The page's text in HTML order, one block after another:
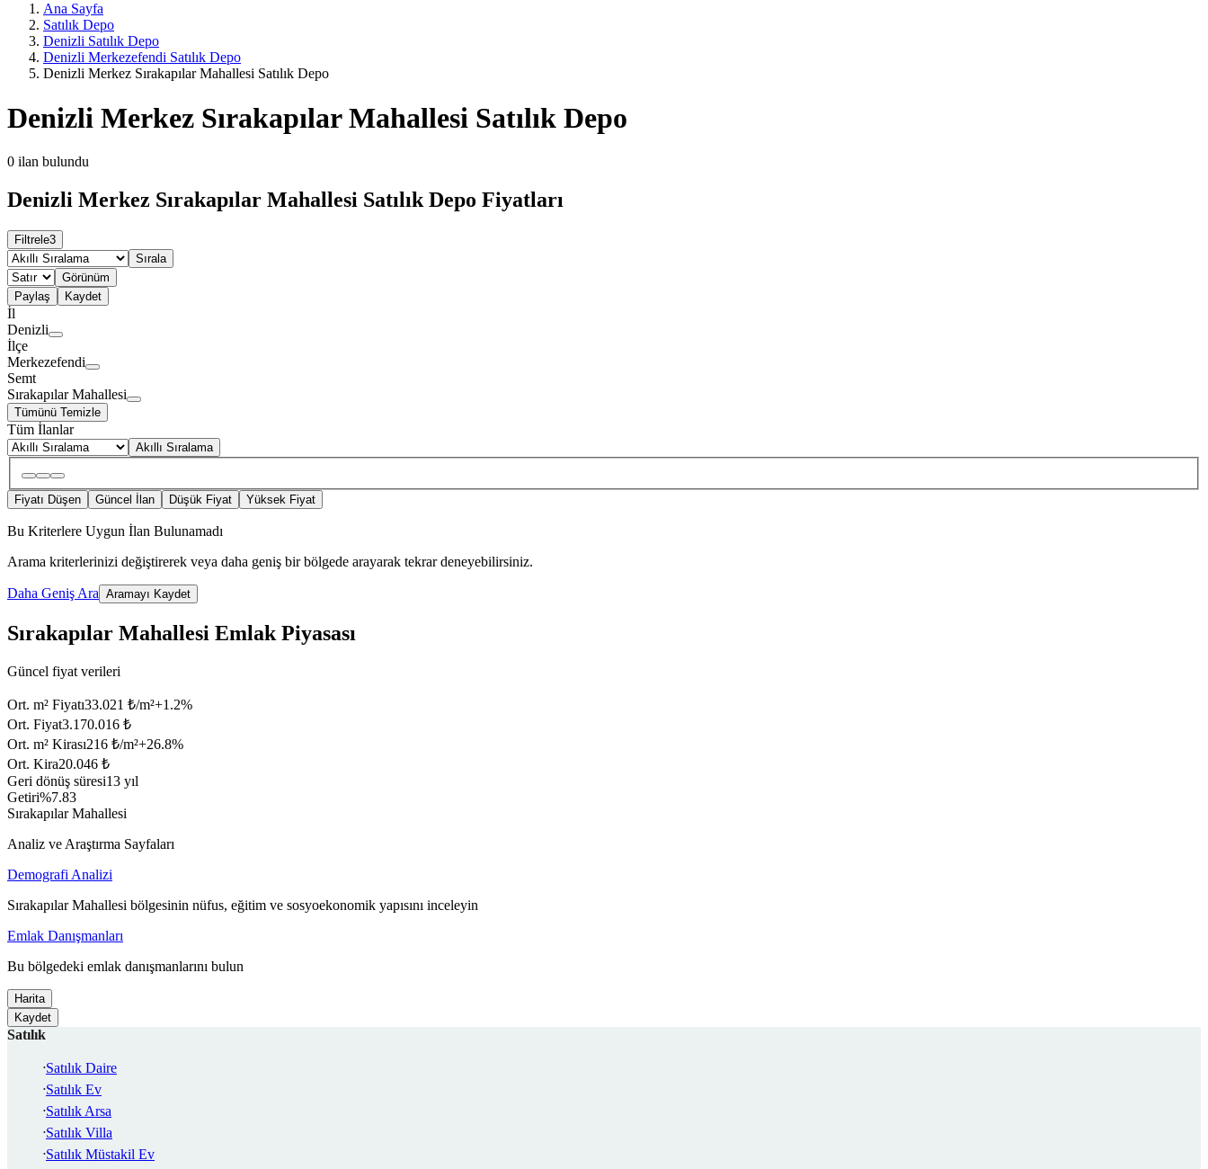
Ana Sayfa
Satılık Depo
Denizli Satılık Depo
Denizli Merkezefendi Satılık Depo
Denizli Merkez Sırakapılar Mahallesi Satılık Depo
Denizli Merkez Sırakapılar Mahallesi Satılık Depo
0 ilan bulundu
Denizli Merkez Sırakapılar Mahallesi Satılık Depo Fiyatları
Filtrele3
Sırala
Görünüm
Paylaş
Kaydet
İl
Denizli
İlçe
Merkezefendi
Semt
Sırakapılar Mahallesi
Tümünü Temizle
Tüm İlanlar
Akıllı Sıralama
Fiyatı Düşen Güncel İlan Düşük Fiyat Yüksek Fiyat
Bu Kriterlere Uygun İlan Bulunamadı
Arama kriterlerinizi değiştirerek veya daha geniş bir bölgede arayarak tekrar deneyebilirsiniz.
Daha Geniş Ara Aramayı Kaydet
Sırakapılar Mahallesi Emlak Piyasası
Güncel fiyat verileri
Ort. m² Fiyatı33.021 ₺/m²+1.2%
Ort. Fiyat3.170.016 ₺
Ort. m² Kirası216 ₺/m²+26.8%
Ort. Kira20.046 ₺
Geri dönüş süresi13 yıl
Getiri%7.83
Sırakapılar Mahallesi
Analiz ve Araştırma Sayfaları
Demografi Analizi
Sırakapılar Mahallesi bölgesinin nüfus, eğitim ve sosyoekonomik yapısını inceleyin
Emlak Danışmanları
Bu bölgedeki emlak danışmanlarını bulun
Harita
Kaydet
Satılık
Satılık Daire
Satılık Ev
Satılık Arsa
Satılık Villa
Satılık Müstakil Ev